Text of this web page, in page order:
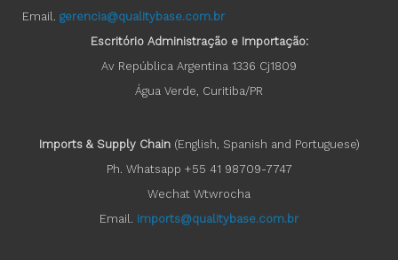
Email. gerencia@qualitybase.com.br
Escritório Administração e Importação:
Av República Argentina 1336 Cj1809
Água Verde, Curitiba/PR
Imports & Supply Chain (English, Spanish and Portuguese)
Ph. Whatsapp +55 41 98709-7747
Wechat Wtwrocha
Email. imports@qualitybase.com.br